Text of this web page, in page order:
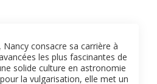
Nancy consacre sa carrière à
les plus fascinantes de
solide culture en astronomie
la vulgarisation, elle met un